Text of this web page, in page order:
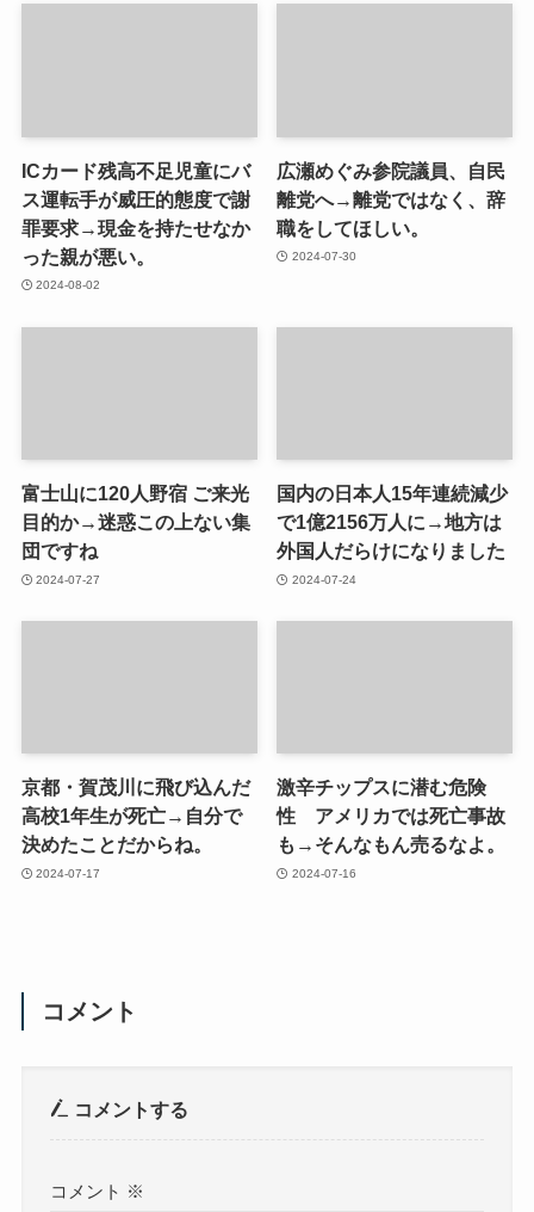
ICカード残高不足児童にバ
ス運転手が威圧的態度で謝
罪要求→現金を持たせなか
った親が悪い。
2024-08-02
広瀬めぐみ参院議員、自民
離党へ→離党ではなく、辞
職をしてほしい。
2024-07-30
富士山に120人野宿 ご来光
目的か→迷惑この上ない集
団ですね
2024-07-27
国内の日本人15年連続減少
で1億2156万人に→地方は
外国人だらけになりました
2024-07-24
京都・賀茂川に飛び込んだ
高校1年生が死亡→自分で
決めたことだからね。
2024-07-17
激辛チップスに潜む危険
性 アメリカでは死亡事故
も→そんなもん売るなよ。
2024-07-16
コメント
コメントする
コメント ※